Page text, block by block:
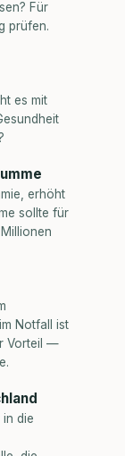
Für
prüfen.
es mit
erhöht
sollte für
Notfall ist
Vorteil —
in die